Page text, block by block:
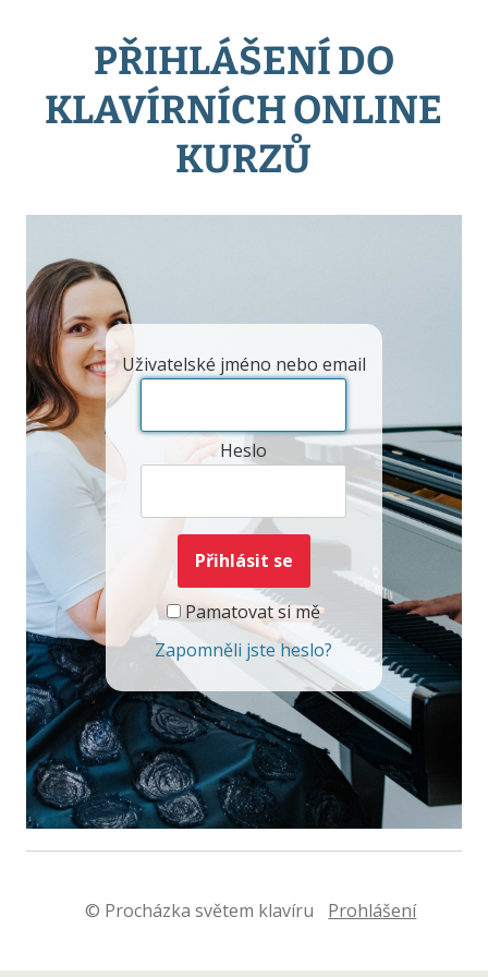
PŘIHLÁŠENÍ DO
KLAVÍRNÍCH ONLINE
KURZŮ
Uživatelské jméno nebo email
Heslo
Pamatovat si mě
Zapomněli jste heslo?
© Procházka světem klavíru Prohlášení